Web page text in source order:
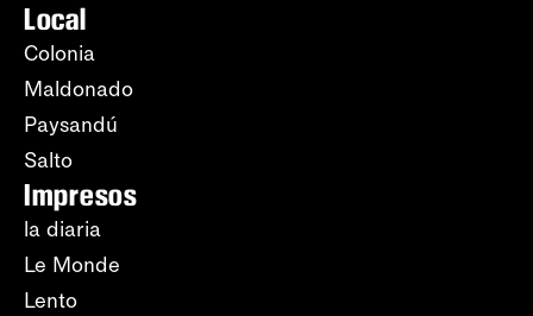
Local
Colonia
Maldonado
Paysandú
Salto
Impresos
la diaria
Le Monde
Lento